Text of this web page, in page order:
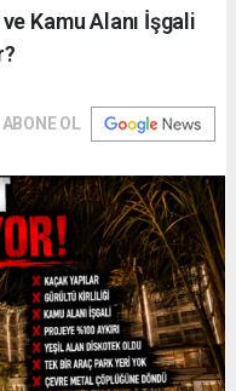
Kamu Alanı İşgali
ABONE OL